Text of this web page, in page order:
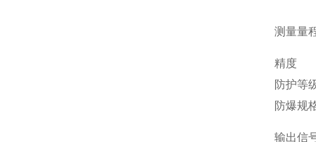
测量量
精度
防护等
防爆规
输出信